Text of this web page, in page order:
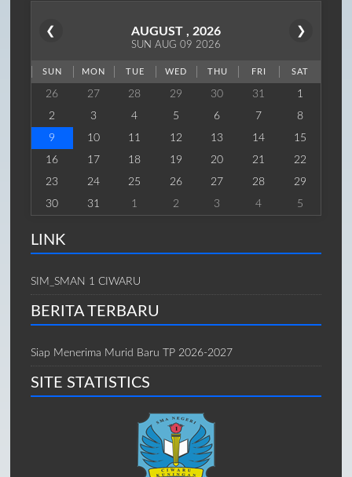
❮ AUGUST , 2026
SUN AUG 09 2026
❯
SUN MON TUE WED THU FRI SAT
26 27 28 29 30 31
1
2
3 4 5 6 7
8
9
10 11 12 13 14
15
16
17 18 19 20 21
22
23
24 25 26 27 28
29
30
31 1 2 3 4 5
LINK
SIM_SMAN 1 CIWARU
BERITA TERBARU
Siap Menerima Murid Baru TP 2026-2027
SITE STATISTICS